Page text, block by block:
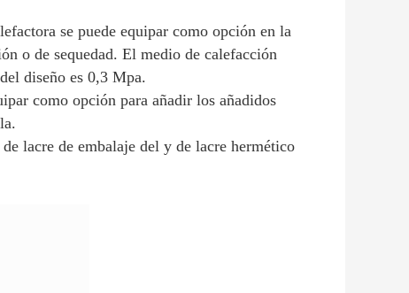
se puede equipar como opción en la
o de sequedad. El medio de calefacción
diseño es 0,3 Mpa.
como opción para añadir los añadidos
lacre de embalaje del y de lacre hermético